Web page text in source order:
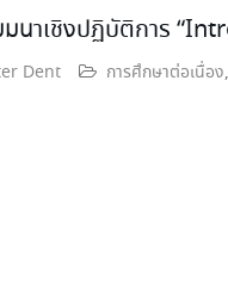
มนาเชิงปฏิบัติการ
Dent การศึกษาต่อเนื่อง,